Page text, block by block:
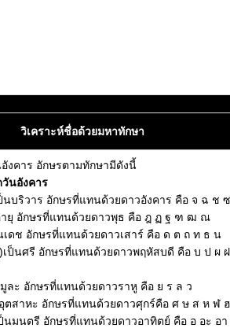
วิเคราะห์ชื่อด้วยมหาทักษา
งคาร อักษรตามทักษามีดังนี้
นอังคาร
นบริวาร อักษรที่แทนด้วยดาวอังคาร คือ จ ฉ ช
ยุ อักษรที่แทนด้วยดาวพุธ คือ ฎ ฏ ฐ ฑ ฒ ณ
เดช อักษรที่แทนด้วยดาวเสาร์ คือ ด ต ถ ท ธ น
ป็นศรี อักษรที่แทนด้วยดาวพฤหัสบดี คือ บ ป ผ
ละ อักษรที่แทนด้วยดาวราหู คือ ย ร ล ว
ตสาหะ อักษรที่แทนด้วยดาวศุกร์คือ ศ ษ ส ห ฬ ฮ
นมนตรี อักษรที่แทนด้วยดาวอาทิตย์ คือ อ อะ อา